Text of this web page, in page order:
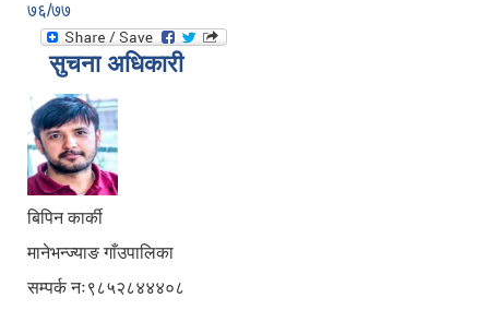
७६/७७
सुचना अधिकारी
बिपिन कार्की
मानेभन्ज्याङ गाँउपालिका
सम्पर्क नः९८५२८४४४०८